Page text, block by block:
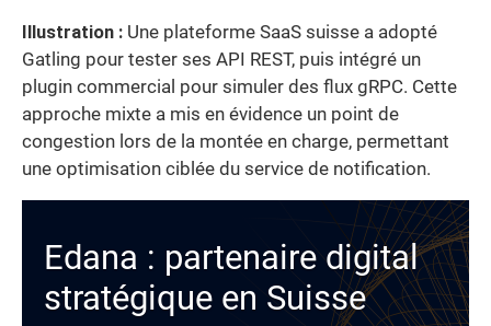
Illustration : Une plateforme SaaS suisse a adopté
Gatling pour tester ses API REST, puis intégré un
plugin commercial pour simuler des flux gRPC. Cette
approche mixte a mis en évidence un point de
congestion lors de la montée en charge, permettant
une optimisation ciblée du service de notification.
Edana : partenaire digital
stratégique en Suisse